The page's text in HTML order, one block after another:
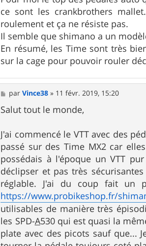
ce sont les crankbrothers
roulement et ça ne résiste pas.
Il semble que shimano a un
En résumé, les Time sont très
sur la cage pour pouvoir rouler
M
e
s
s
g
e
parVince38 » 11 févr. 2019, 15:20
Salut tout le monde,
J'ai commencé le VTT avec des
passé sur des Time MX2 car
possédais à l'époque un VTT
déclipser et pas très
réglable. J'ai du coup fait un
https://www.probikeshop.fr/
utilisables de manière très
les SPD-A530 qui est quasi la
plate avec des picots sauf que...